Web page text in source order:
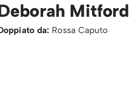
Mitford
da: Rossa Caputo